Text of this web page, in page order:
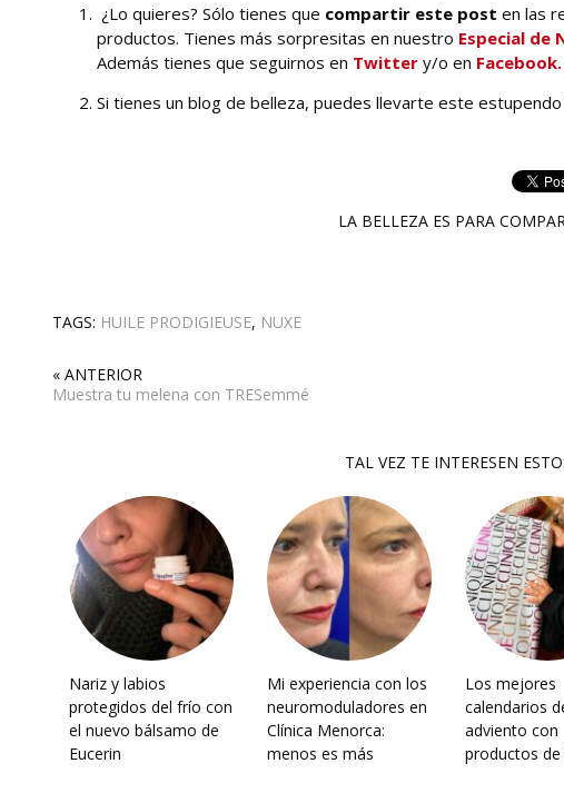
¿Lo quieres? Sólo tienes que compartir este post en las
productos. Tienes más sorpresitas en nuestro Especial de
Además tienes que seguirnos en Twitter y/o en Facebook.
Si tienes un blog de belleza, puedes llevarte este
LA BELLEZA ES PARA
TAGS: HUILE PRODIGIEUSE, NUXE
« ANTERIOR
Muestra tu melena con TRESemmé
TAL VEZ TE INTERESEN
Nariz y labios
protegidos del frío con
el nuevo bálsamo de
Eucerin
Mi experiencia con los
neuromoduladores en
Clínica Menorca:
menos es más
Los mejores
calendarios
adviento con
productos de